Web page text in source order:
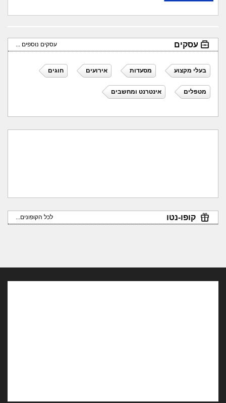
עסקים עסקים נוספים ...
בעלי מקצוע מסעדות אירועים חוגים
מטפלים אינטרנט ומחשבים
קופו-נטו לכל הקופונים...